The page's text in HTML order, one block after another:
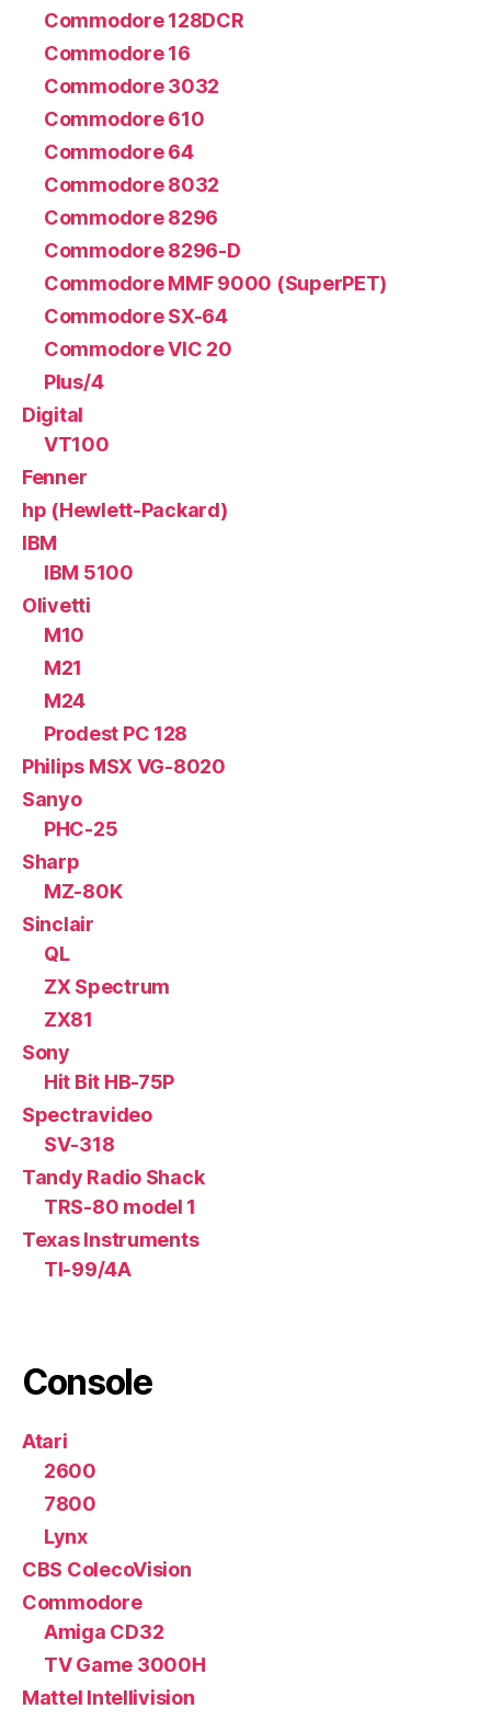
Commodore 128DCR
Commodore 16
Commodore 3032
Commodore 610
Commodore 64
Commodore 8032
Commodore 8296
Commodore 8296-D
Commodore MMF 9000 (SuperPET)
Commodore SX-64
Commodore VIC 20
Plus/4
Digital
VT100
Fenner
hp (Hewlett-Packard)
IBM
IBM 5100
Olivetti
M10
M21
M24
Prodest PC 128
Philips MSX VG-8020
Sanyo
PHC-25
Sharp
MZ-80K
Sinclair
QL
ZX Spectrum
ZX81
Sony
Hit Bit HB-75P
Spectravideo
SV-318
Tandy Radio Shack
TRS-80 model 1
Texas Instruments
TI-99/4A
Console
Atari
2600
7800
Lynx
CBS ColecoVision
Commodore
Amiga CD32
TV Game 3000H
Mattel Intellivision